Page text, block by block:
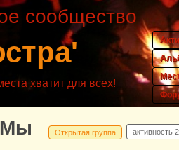
сообщество
хватит для всех!
Мы Открытая группа активность